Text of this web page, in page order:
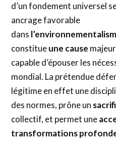
d’un fondement universel
ancrage favorable
dans
constitueune cause
capable d’épouser les
mondial. La prétendue
légitime en effet une
des normes, prône un
collectif, et permet une
transformations